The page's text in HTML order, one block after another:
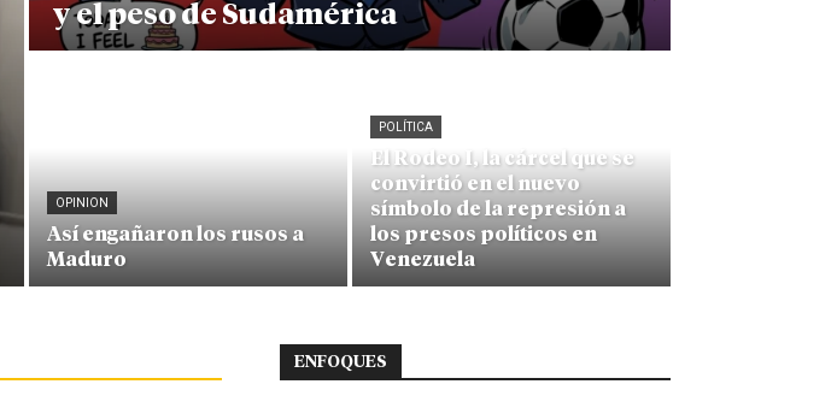
y el peso de Sudamérica
OPINION
Así engañaron los rusos a
Maduro
POLÍTICA
El Rodeo I, la cárcel que se
convirtió en el nuevo
símbolo de la represión a
los presos políticos en
Venezuela
ENFOQUES